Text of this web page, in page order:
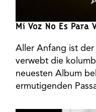
Mi Voz No Es Para
Aller Anfang ist der
verwebt die
neuesten Album
ermutigenden